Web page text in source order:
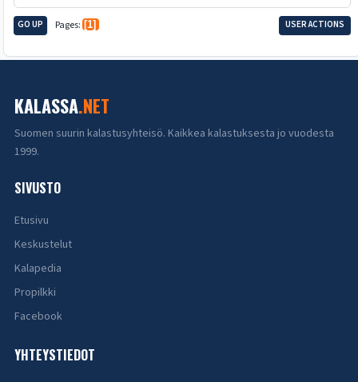
GO UP Pages 1 USER ACTIONS
KALASSA.NET
Suomen suurin kalastusyhteisö. Kaikkea kalastuksesta jo vuodesta
1999.
SIVUSTO
Etusivu
Keskustelut
Kalapedia
Propilkki
Facebook
YHTEYSTIEDOT